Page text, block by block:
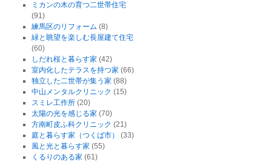
ミカンの木の育つ二世帯住宅
(91)
練馬区のリフォーム (8)
緑と眺望を楽しむ長屋建て住宅
(60)
しだれ桜と暮らす家 (42)
室内化したテラスを持つ家 (66)
独立した二世帯が集う家 (88)
中山メンタルクリニック (15)
スミレ工作所 (20)
太陽の光を感じる家 (70)
方南町皮ふ科クリニック (21)
庭と暮らす家（つくば市）
(33)
風と光と暮らす家 (55)
くるりのある家 (61)